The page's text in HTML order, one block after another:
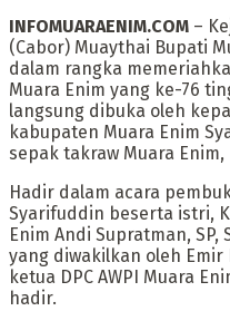
INFOMUARAENIM.COM –
(Cabor) Muaythai Bupati
dalam rangka
Muara Enim yang ke-76
langsung dibuka oleh
kabupaten Muara Enim
sepak takraw Muara Enim,
Hadir dalam acara
Syarifuddin beserta istri,
Enim Andi Supratman, SP,
yang diwakilkan oleh Emir
ketua DPC AWPI Muara
hadir.